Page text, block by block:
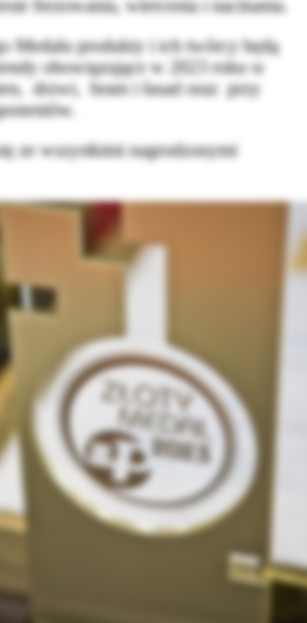
frezowania, wiercenia i nacinania.
Medalu produkty i ich twórcy będą
obowiązujące w 2023 roku w
drzwi, bram i fasad oraz przy
ze wszystkimi nagrodzonymi